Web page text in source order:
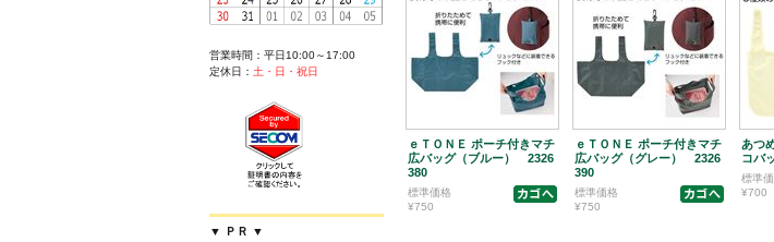
営業時間：平日10:00～17:00
定休日： 土・日・祝日
▼ ＰＲ ▼
ｅＴＯＮＥ ポーチ付きマチ
広バッグ（ブルー） 2326
380
標準価格
¥750
ｅＴＯＮＥ ポーチ付きマチ
広バッグ（グレー） 2326
390
標準価格
¥750
あつ
コバ
標準
¥700